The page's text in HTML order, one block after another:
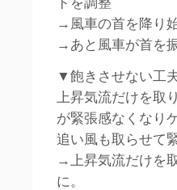
→風車の首を降り
→あと風車が首を
▼飽きさせない工
上昇気流だけを取
が緊張感なくなり
追い風も取らせて
→上昇気流だけを
に。